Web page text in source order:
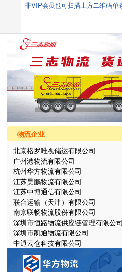
非VIP会员也可扫描上方二维码单
物流企业
北京格罗唯视储运有限公司
广州港物流有限公司
杭州华方物流有限公司
江苏昊鹏物流有限公司
江苏中博通信有限公司
联合运输（天津）有限公司
南京联畅物流股份有限公司
深圳市恒路物流供应链管理有限公司
深圳市凯通物流有限公司
中通云仓科技有限公司